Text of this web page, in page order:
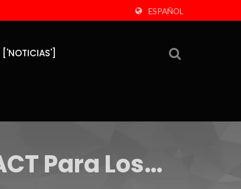
ESPAÑOL
['NOTICIAS']
Para Los